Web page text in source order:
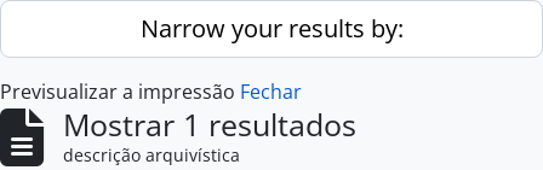
Skip to main contentNarrow your results by:
Previsualizar a impressão Fechar
Mostrar 1 resultados
descrição arquivística